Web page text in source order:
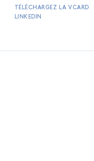
TÉLÉCHARGEZ LA VCARD
LINKEDIN